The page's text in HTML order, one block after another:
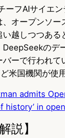
ーフAIサイエ
、オープンソー
い越しつつある
DeepSeekのデ
ーで行われて
米国機関が使
admits
history’ in
説】